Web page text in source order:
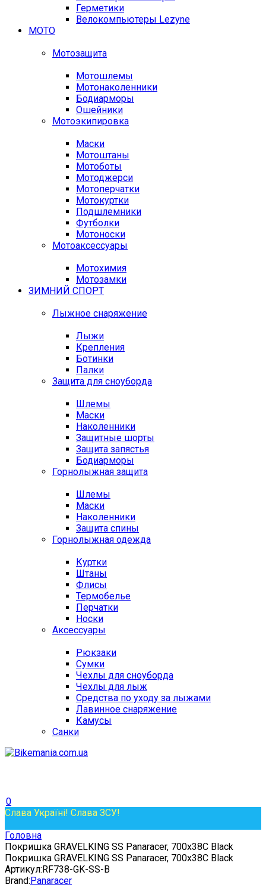
Герметики
Велокомпьютеры Lezyne
МОТО
Мотозащита
Мотошлемы
Мотонаколенники
Бодиарморы
Ошейники
Мотоэкипировка
Маски
Мотоштаны
Мотоботы
Мотоджерси
Мотоперчатки
Мотокуртки
Подшлемники
Футболки
Мотоноски
Мотоаксессуары
Мотохимия
Мотозамки
ЗИМНИЙ СПОРТ
Лыжное снаряжение
Лыжи
Крепления
Ботинки
Палки
Защита для сноуборда
Шлемы
Маски
Наколенники
Защитные шорты
Защита запястья
Бодиарморы
Горнолыжная защита
Шлемы
Маски
Наколенники
Защита спины
Горнолыжная одежда
Куртки
Штаны
Флисы
Термобелье
Перчатки
Носки
Аксессуары
Рюкзаки
Сумки
Чехлы для сноуборда
Чехлы для лыж
Средства по уходу за лыжами
Лавинное снаряжение
Камусы
Санки
0
Слава Україні! Слава ЗСУ!
Головна
Покришка GRAVELKING SS Panaracer, 700x38C Black
Покришка GRAVELKING SS Panaracer, 700x38C Black
Артикул:RF738-GK-SS-B
Brand:Panaracer